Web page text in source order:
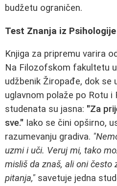
budžetu ograničen.
Test Znanja iz Psihologije
Knjiga za pripremu varira
Na Filozofskom fakultetu
udžbenik Žiropađe, dok se
uglavnom polaže po Rotu i
studenata su jasna: "Za
sve." Iako se čini opširno,
razumevanju gradiva.
uzmi i uči. Veruj mi, tako
misliš da znaš, ali oni često
pitanja," savetuje jedna